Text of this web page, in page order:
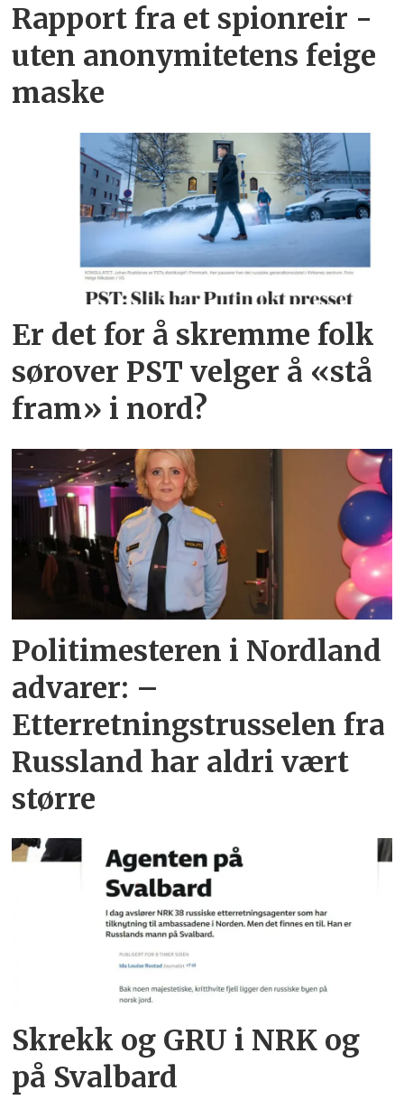
Rapport fra et spionreir -
uten anonymitetens feige
maske
Er det for å skremme folk
sørover PST velger å «stå
fram» i nord?
Politimesteren i Nordland
advarer: –
Etterretningstrusselen fra
Russland har aldri vært
større
Skrekk og GRU i NRK og
på Svalbard